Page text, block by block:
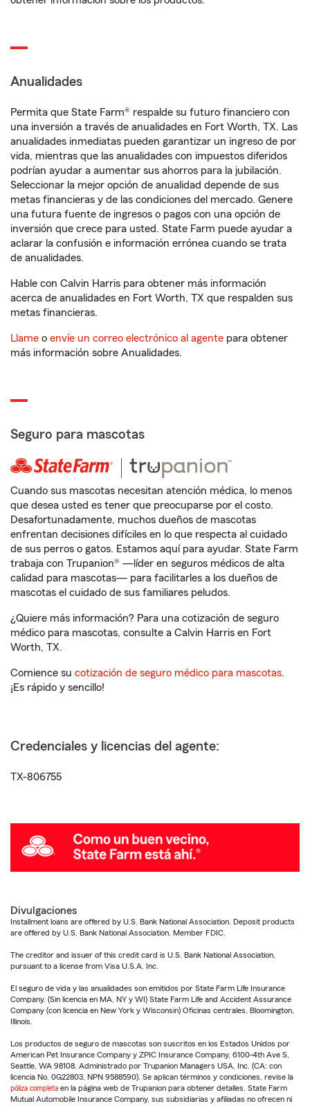
Anualidades
Permita que State Farm® respalde su futuro financiero con
una inversión a través de anualidades en Fort Worth, TX. Las
anualidades inmediatas pueden garantizar un ingreso de por
vida, mientras que las anualidades con impuestos diferidos
podrían ayudar a aumentar sus ahorros para la jubilación.
Seleccionar la mejor opción de anualidad depende de sus
metas financieras y de las condiciones del mercado. Genere
una futura fuente de ingresos o pagos con una opción de
inversión que crece para usted. State Farm puede ayudar a
aclarar la confusión e información errónea cuando se trata
de anualidades.
Hable con Calvin Harris para obtener más información
acerca de anualidades en Fort Worth, TX que respalden sus
metas financieras.
Llame o envíe un correo electrónico al agente para obtener
más información sobre Anualidades.
Seguro para mascotas
Cuando sus mascotas necesitan atención médica, lo menos
que desea usted es tener que preocuparse por el costo.
Desafortunadamente, muchos dueños de mascotas
enfrentan decisiones difíciles en lo que respecta al cuidado
de sus perros o gatos. Estamos aquí para ayudar. State Farm
trabaja con Trupanion® —líder en seguros médicos de alta
calidad para mascotas— para facilitarles a los dueños de
mascotas el cuidado de sus familiares peludos.
¿Quiere más información? Para una cotización de seguro
médico para mascotas, consulte a Calvin Harris en Fort
Worth, TX.
Comience su cotización de seguro médico para mascotas.
¡Es rápido y sencillo!
Credenciales y licencias del agente:
TX-806755
Divulgaciones
Installment loans are offered by U.S. Bank National Association. Deposit products
are offered by U.S. Bank National Association. Member FDIC.
The creditor and issuer of this credit card is U.S. Bank National Association,
pursuant to a license from Visa U.S.A. Inc.
El seguro de vida y las anualidades son emitidos por State Farm Life Insurance
Company. (Sin licencia en MA, NY y WI) State Farm Life and Accident Assurance
Company (con licencia en New York y Wisconsin) Oficinas centrales, Bloomington,
Illinois.
Los productos de seguro de mascotas son suscritos en los Estados Unidos por
American Pet Insurance Company y ZPIC Insurance Company, 6100-4th Ave S,
Seattle, WA 98108. Administrado por Trupanion Managers USA, Inc. (CA: con
licencia No. 0G22803, NPN 9588590). Se aplican términos y condiciones, revise la
póliza completa en la página web de Trupanion para obtener detalles. State Farm
Mutual Automobile Insurance Company, sus subsidiarias y afiliadas no ofrecen ni